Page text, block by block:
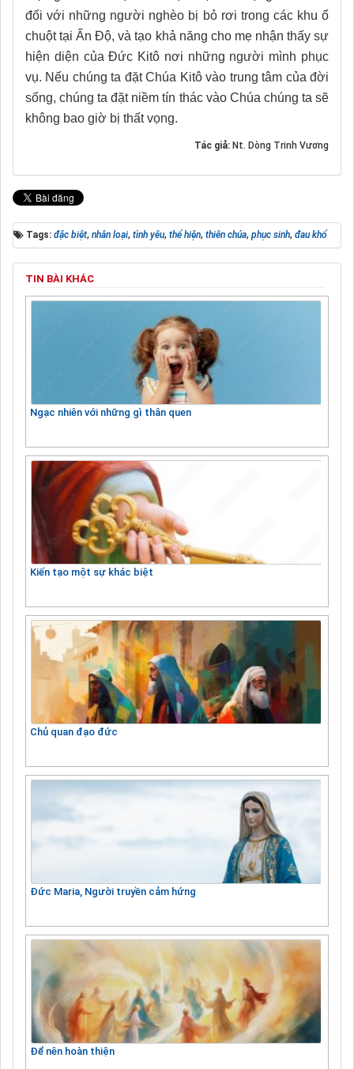
đối với những người nghèo bị bỏ rơi trong các khu ổ
chuột tại Ấn Độ, và tạo khả năng cho mẹ nhận thấy sự
hiện diện của Đức Kitô nơi những người mình phục
vụ. Nếu chúng ta đặt Chúa Kitô vào trung tâm của đời
sống, chúng ta đặt niềm tín thác vào Chúa chúng ta sẽ
không bao giờ bị thất vọng.
Tác giả: Nt. Dòng Trinh Vương
Tags: đặc biệt, nhân loại, tình yêu, thể hiện, thiên chúa, phục sinh, đau khổ
TIN BÀI KHÁC
Ngạc nhiên với những gì thân quen
Kiến tạo một sự khác biệt
Chủ quan đạo đức
Đức Maria, Người truyền cảm hứng
Để nên hoàn thiện